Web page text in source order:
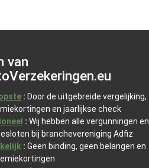
van
: Door de uitgebreide vergelijking,
en jaarlijkse check
: Wij hebben alle vergunningen en
bij branchevereniging Adfiz
: Geen binding, geen belangen en